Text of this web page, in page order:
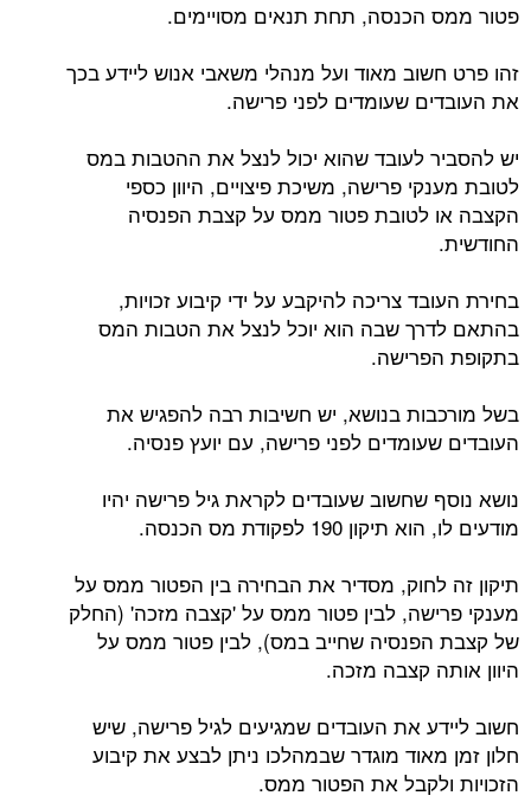
פטור ממס הכנסה, תחת תנאים מסויימים.
זהו פרט חשוב מאוד ועל מנהלי משאבי אנוש ליידע בכך
את העובדים שעומדים לפני פרישה.
יש להסביר לעובד שהוא יכול לנצל את ההטבות במס
לטובת מענקי פרישה, משיכת פיצויים, היוון כספי
הקצבה או לטובת פטור ממס על קצבת הפנסיה
החודשית.
בחירת העובד צריכה להיקבע על ידי קיבוע זכויות,
בהתאם לדרך שבה הוא יוכל לנצל את הטבות המס
בתקופת הפרישה.
בשל מורכבות בנושא, יש חשיבות רבה להפגיש את
העובדים שעומדים לפני פרישה, עם יועץ פנסיה.
נושא נוסף שחשוב שעובדים לקראת גיל פרישה יהיו
מודעים לו, הוא תיקון 190 לפקודת מס הכנסה.
תיקון זה לחוק, מסדיר את הבחירה בין הפטור ממס על
מענקי פרישה, לבין פטור ממס על 'קצבה מזכה' (החלק
של קצבת הפנסיה שחייב במס), לבין פטור ממס על
היוון אותה קצבה מזכה.
חשוב ליידע את העובדים שמגיעים לגיל פרישה, שיש
חלון זמן מאוד מוגדר שבמהלכו ניתן לבצע את קיבוע
הזכויות ולקבל את הפטור ממס.